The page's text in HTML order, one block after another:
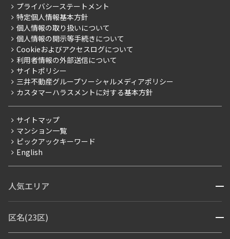
こだわりから探す
こだわり一覧
プレミアムマンション
新築
当社限定（港区・渋谷区）
当社限定（港区・渋谷区以外）
三井不動産企画
賃料改定
フリーレント
ペット可
ブランドマンション
ご入居・提携サービス
お部屋探しからご契約まで
よくあるご質問
社宅紹介
【仲介会社様向け】当社仲介事業部取り扱い物件入居申込
会社情報
事業案内
採用情報
ニュースリリース
お問い合わせ
プライバシーステートメント
特定個人情報基本方針
個人情報の取り扱いについて
個人情報の開示等手続きについて
Cookieおよびアクセスログについて
利用者情報の外部送信について
サイトポリシー
三井不動産グループソーシャルメディアポリシー
カスタマーハラスメントに対する基本方針
サイトマップ
マンション一覧
ピックアックキーワード
English
人気エリア 開閉
青山・表参道・原宿
区名(23区) 開閉